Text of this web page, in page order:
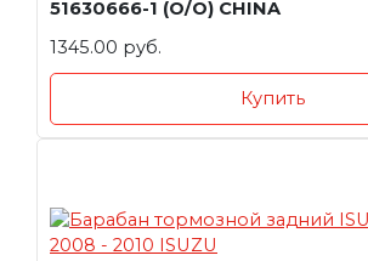
51630666-1 (O/O) CHINA
1345.00 руб.
Купить